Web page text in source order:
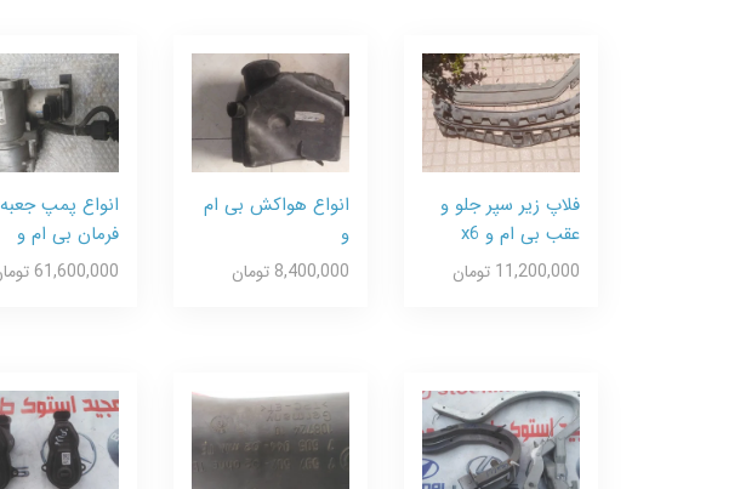
فلاپ زیر سپر جلو و
عقب بی ام و x6
11,200,000 تومان
انواع هواکش بی ام
و
8,400,000 تومان
انواع پمپ جعبه
فرمان بی ام و
61,600,000 تومان